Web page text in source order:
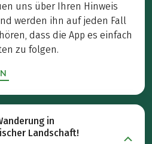
uns über Ihren Hinweis
werden ihn auf jeden Fall
dass die App es einfach
zu folgen.
in
Landschaft!